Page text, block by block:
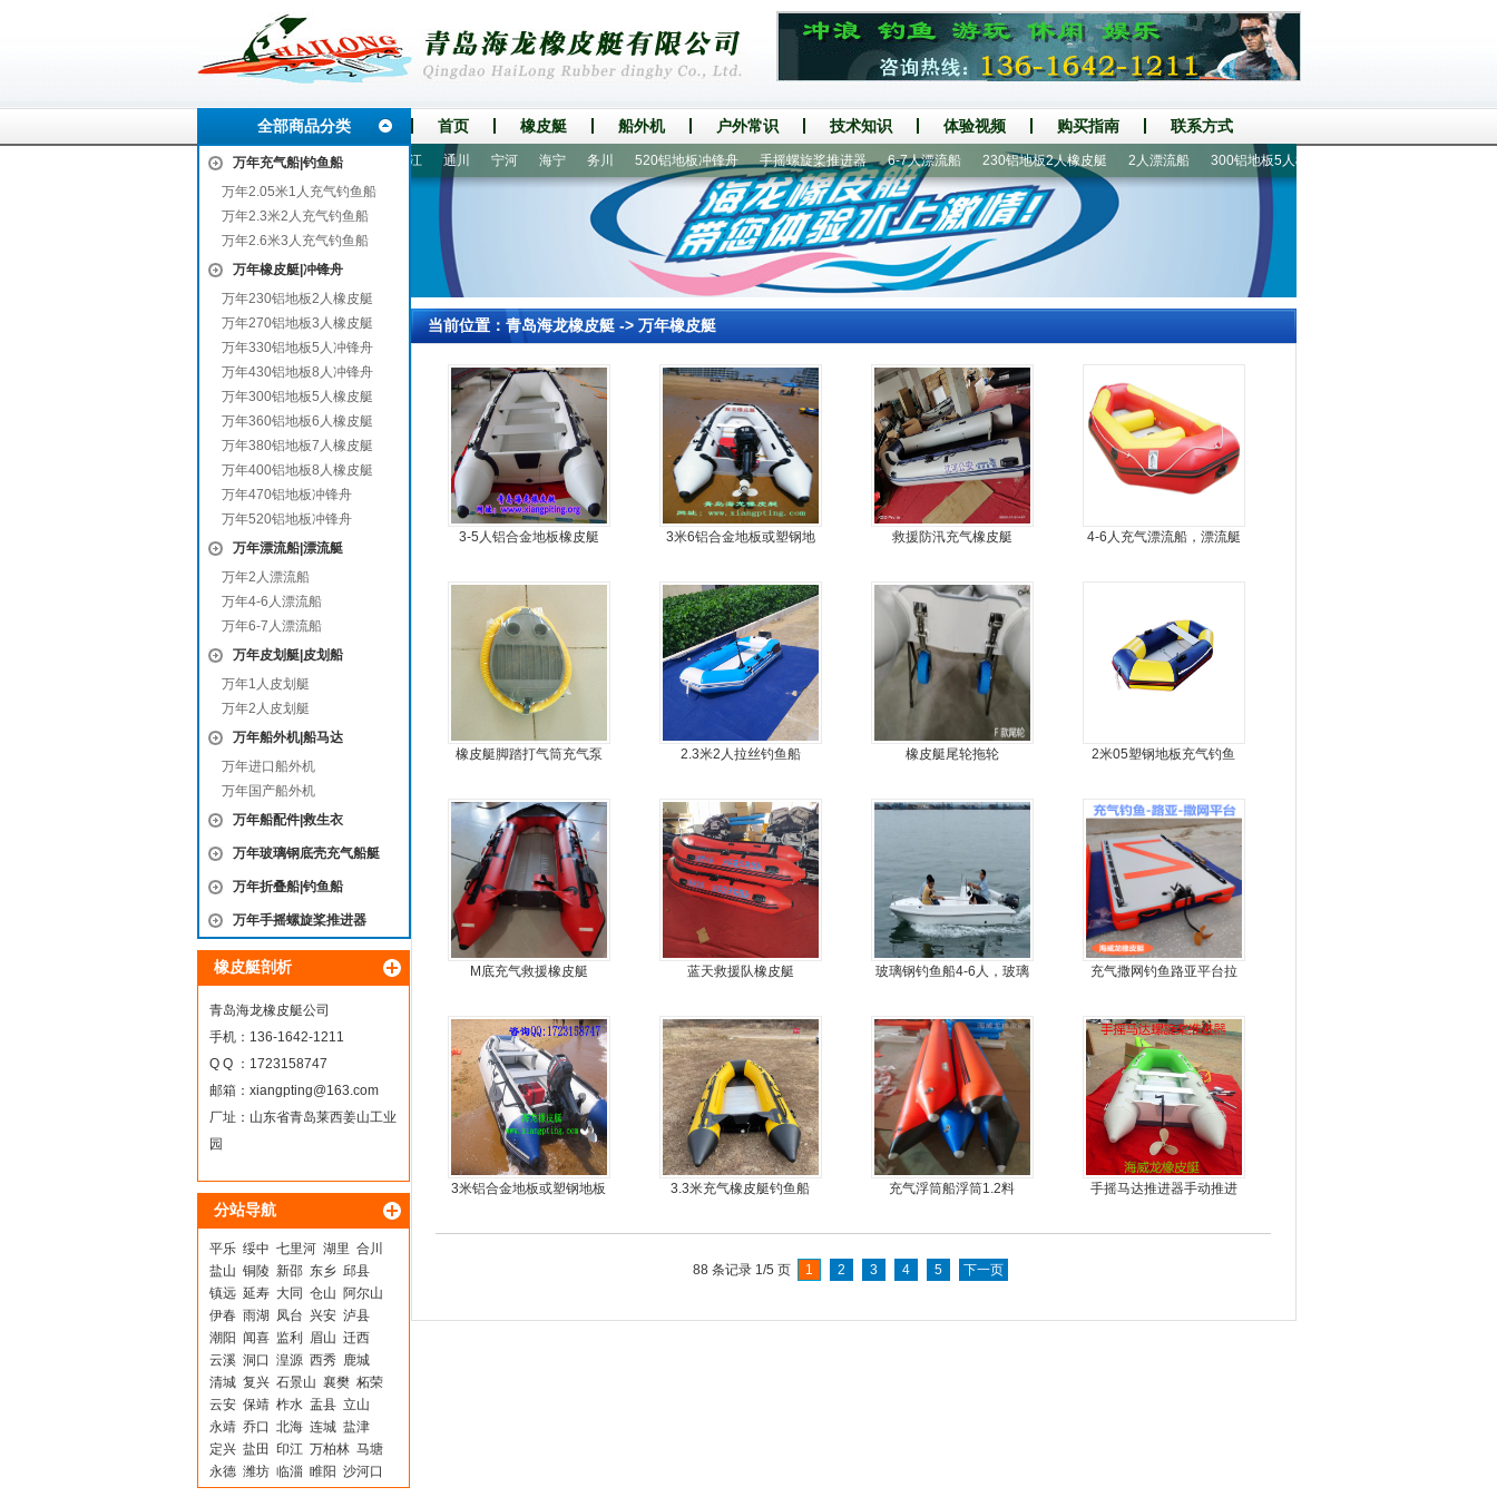
全部商品分类 首页 橡皮艇 船外机 户外常识 技术知识 体验视频 购买指南 联系方式
万年充气船|钓鱼船
万年2.05米1人充气钓鱼船
万年2.3米2人充气钓鱼船
万年2.6米3人充气钓鱼船
万年橡皮艇|冲锋舟
万年230铝地板2人橡皮艇
万年270铝地板3人橡皮艇
万年330铝地板5人冲锋舟
万年430铝地板8人冲锋舟
万年300铝地板5人橡皮艇
万年360铝地板6人橡皮艇
万年380铝地板7人橡皮艇
万年400铝地板8人橡皮艇
万年470铝地板冲锋舟
万年520铝地板冲锋舟
万年漂流船|漂流艇
万年2人漂流船
万年4-6人漂流船
万年6-7人漂流船
万年皮划艇|皮划船
万年1人皮划艇
万年2人皮划艇
万年船外机|船马达
万年进口船外机
万年国产船外机
万年船配件|救生衣
万年玻璃钢底壳充气船艇
万年折叠船|钓鱼船
万年手摇螺旋桨推进器
橡皮艇剖析
青岛海龙橡皮艇公司
手机：136-1642-1211
Q Q ：1723158747
邮箱： xiangpting@163.com
厂址：山东省青岛莱西姜山工业
园
分站导航
平乐 绥中 七里河 湖里 合川
盐山 铜陵 新邵 东乡 邱县
镇远 延寿 大同 仓山 阿尔山
伊春 雨湖 凤台 兴安 泸县
潮阳
闻喜 监利 眉山 迁西
云溪 洞口 湟源 西秀 鹿城
清城 复兴 石景山 襄樊 柘荣
云安 保靖 柞水 盂县 立山
永靖 乔口 北海 连城 盐津
定兴 盐田 印江 万柏林 马塘
永德 潍坊 临淄 睢阳 沙河口
歙县 南充 闵行 通川 宁河 海宁 务川 520铝地板冲锋舟 手摇螺旋桨推进器 6-7人漂流船 230铝地板2人橡皮艇 2人漂流船 300铝地板5人橡皮艇
当前位置： 青岛海龙橡皮艇-> 万年橡皮艇
3-5人铝合金地板橡皮艇
3米6铝合金地板或塑钢地
舟，动力艇
救援防汛充气橡皮艇 4-6人充气漂流船，漂流艇
橡皮艇脚踏打气筒充气泵 2.3米2人拉丝钓鱼船 橡皮艇尾轮拖轮
2米05塑钢地板充气钓鱼
M底充气救援橡皮艇 蓝天救援队橡皮艇
玻璃钢钓鱼船4-6人，玻璃
4.3米前操
充气撒网钓鱼路亚平台拉
3米铝合金地板或塑钢地板
3.3米充气橡皮艇钓鱼船 充气浮筒船浮筒1.2料
手摇马达推进器手动推进
88 条记录 1/5 页 1 2 3 4 5 下一页